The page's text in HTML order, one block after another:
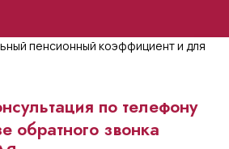
по телефону
обратного звонка